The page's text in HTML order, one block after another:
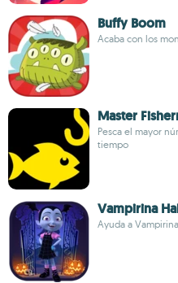
Buffy Boom
Acaba con los
Master
Pesca el mayor
tiempo
Vampirina
Ayuda a